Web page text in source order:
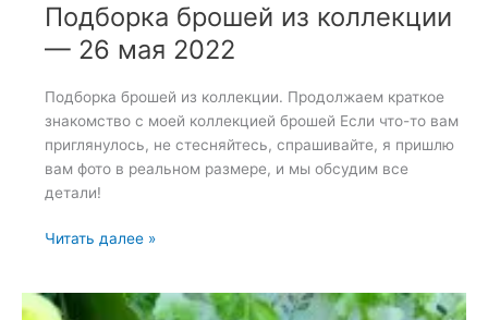
Подборка брошей из коллекции
— 26 мая 2022
Подборка брошей из коллекции. Продолжаем краткое
знакомство с моей коллекцией брошей Если что-то вам
приглянулось, не стесняйтесь, спрашивайте, я пришлю
вам фото в реальном размере, и мы обсудим все
детали!
Подборка
коллекции
Читать далее »